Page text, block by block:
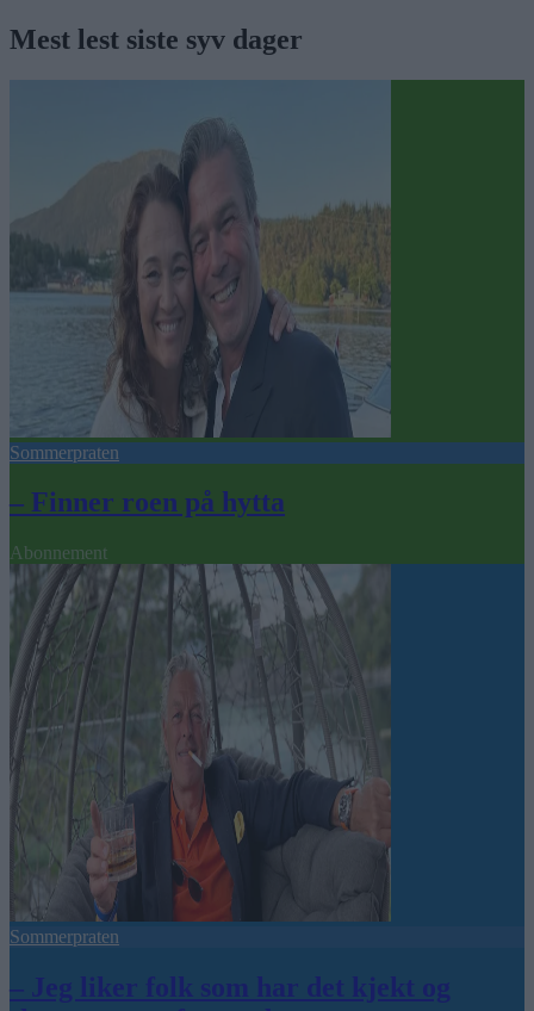
Mest lest siste syv dager
Sommerpraten
– Finner roen på hytta
Abonnement
Sommerpraten
– Jeg liker folk som har det kjekt og